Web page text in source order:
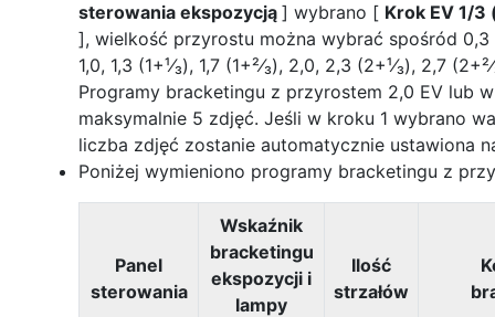
sterowania ekspozycją ] wybrano [ Krok EV 1/3
], wielkość przyrostu można wybrać spośród 0,3
1,0, 1,3 (1+¹⁄₃), 1,7 (1+²⁄₃), 2,0, 2,3 (2+¹⁄₃), 2,7
Programy bracketingu z przyrostem 2,0 EV lub
maksymalnie 5 zdjęć. Jeśli w kroku 1 wybrano
liczba zdjęć zostanie automatycznie ustawiona
Poniżej wymieniono programy bracketingu z
Panel
sterowania
Wskaźnik
bracketingu
ekspozycji i
lampy
Ilość
strzałów